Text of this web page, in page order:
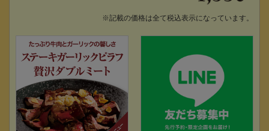
※記載の価格は全て税込表示になっています。